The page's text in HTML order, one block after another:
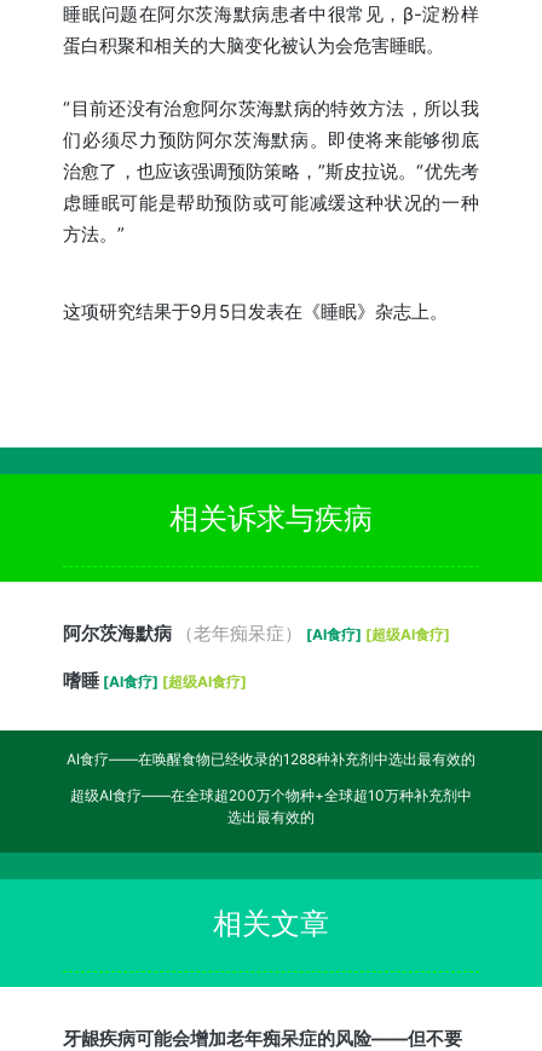
睡眠问题在阿尔茨海默病患者中很常见，β-淀粉样
蛋白积聚和相关的大脑变化被认为会危害睡眠。
“目前还没有治愈阿尔茨海默病的特效方法，所以我
们必须尽力预防阿尔茨海默病。即使将来能够彻底
治愈了，也应该强调预防策略，”斯皮拉说。“优先考
虑睡眠可能是帮助预防或可能减缓这种状况的一种
方法。”
这项研究结果于9月5日发表在《睡眠》杂志上。
相关诉求与疾病
阿尔茨海默病 （老年痴呆症） [AI食疗] [超级AI食疗]
嗜睡 [AI食疗] [超级AI食疗]
AI食疗——在唤醒食物已经收录的1288种补充剂中选出最有效的
超级AI食疗——在全球超200万个物种+全球超10万种补充剂中
选出最有效的
相关文章
牙龈疾病可能会增加老年痴呆症的风险——但不要